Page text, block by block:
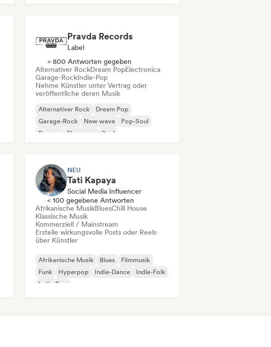
Pravda Records
Label
> 800 Antworten gegeben
Alternativer RockDream PopElectronica
Garage-RockIndie-Pop
Nehme Künstler unter Vertrag oder
veröffentliche deren Musik
Alternativer Rock
Dream Pop
Garage-Rock
New wave
Pop-Soul
Reggae
Shoegaze Soul
NEU
Tati Kapaya
Social Media Influencer
< 100 gegebene Antworten
Afrikanische MusikBluesChill House
Klassische Musik
Kommerziell / Mainstream
Erstelle wirkungsvolle Posts oder Reels
über Künstler
Afrikanische Musik Blues
Filmmusik
Funk
Hyperpop Indie-Dance
Indie-Folk
Indie-Pop